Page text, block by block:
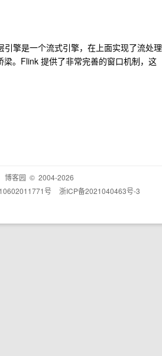
擎是一个流式引擎，在上面实现了流处理
。Flink 提供了非常完善的窗口机制，这
博客园 © 2004-2026
号
浙ICP备2021040463号-3